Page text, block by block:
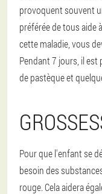
provoquent souvent
préférée de tous aide
cette maladie, vous
Pendant 7 jours, il est
de pastèque et
Pour que l'enfant se
besoin des
rouge. Cela aidera